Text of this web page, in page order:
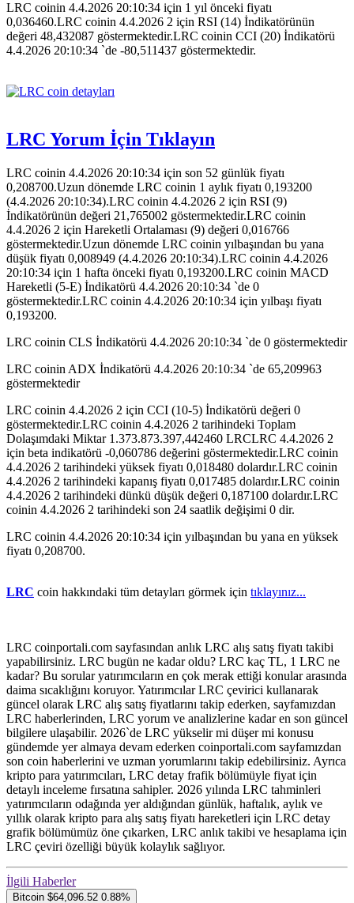
LRC coinin 4.4.2026 20:10:34 için 1 yıl önceki fiyatı
0,036460.LRC coinin 4.4.2026 2 için RSI (14) İndikatörünün
değeri 48,432087 göstermektedir.LRC coinin CCI (20) İndikatörü
4.4.2026 20:10:34 `de -80,511437 göstermektedir.
LRC Yorum İçin Tıklayın
LRC coinin 4.4.2026 20:10:34 için son 52 günlük fiyatı
0,208700.Uzun dönemde LRC coinin 1 aylık fiyatı 0,193200
(4.4.2026 20:10:34).LRC coinin 4.4.2026 2 için RSI (9)
İndikatörünün değeri 21,765002 göstermektedir.LRC coinin
4.4.2026 2 için Hareketli Ortalaması (9) değeri 0,016766
göstermektedir.Uzun dönemde LRC coinin yılbaşından bu yana
düşük fiyatı 0,008949 (4.4.2026 20:10:34).LRC coinin 4.4.2026
20:10:34 için 1 hafta önceki fiyatı 0,193200.LRC coinin MACD
Hareketli (5-E) İndikatörü 4.4.2026 20:10:34 `de 0
göstermektedir.LRC coinin 4.4.2026 20:10:34 için yılbaşı fiyatı
0,193200.
LRC coinin CLS İndikatörü 4.4.2026 20:10:34 `de 0 göstermektedir
LRC coinin ADX İndikatörü 4.4.2026 20:10:34 `de 65,209963
göstermektedir
LRC coinin 4.4.2026 2 için CCI (10-5) İndikatörü değeri 0
göstermektedir.LRC coinin 4.4.2026 2 tarihindeki Toplam
Dolaşımdaki Miktar 1.373.873.397,442460 LRCLRC 4.4.2026 2
için beta indikatörü -0,060786 değerini göstermektedir.LRC coinin
4.4.2026 2 tarihindeki yüksek fiyatı 0,018480 dolardır.LRC coinin
4.4.2026 2 tarihindeki kapanış fiyatı 0,017485 dolardır.LRC coinin
4.4.2026 2 tarihindeki dünkü düşük değeri 0,187100 dolardır.LRC
coinin 4.4.2026 2 tarihindeki son 24 saatlik değişimi 0 dir.
LRC coinin 4.4.2026 20:10:34 için yılbaşından bu yana en yüksek
fiyatı 0,208700.
LRC coin hakkındaki tüm detayları görmek için tıklayınız...
LRC coinportali.com sayfasından anlık LRC alış satış fiyatı takibi
yapabilirsiniz. LRC bugün ne kadar oldu? LRC kaç TL, 1 LRC ne
kadar? Bu sorular yatırımcıların en çok merak ettiği konular arasında
daima sıcaklığını koruyor. Yatırımcılar LRC çevirici kullanarak
güncel olarak LRC alış satış fiyatlarını takip ederken, sayfamızdan
LRC haberlerinden, LRC yorum ve analizlerine kadar en son güncel
bilgilere ulaşabilir. 2026`de LRC yükselir mi düşer mi konusu
gündemde yer almaya devam ederken coinportali.com sayfamızdan
son coin haberlerini ve uzman yorumlarını takip edebilirsiniz. Ayrıca
kripto para yatırımcıları, LRC detay frafik bölümüyle fiyat için
detaylı inceleme fırsatına sahipler. 2026 yılında LRC tahminleri
yatırımcıların odağında yer aldığından günlük, haftalık, aylık ve
yıllık olarak kripto para alış satış fiyatı hareketleri için LRC detay
grafik bölümümüz öne çıkarken, LRC anlık takibi ve hesaplama için
LRC çeviri özelliği büyük kolaylık sağlıyor.
İlgili Haberler
Bitcoin $64,096.52 0.88%